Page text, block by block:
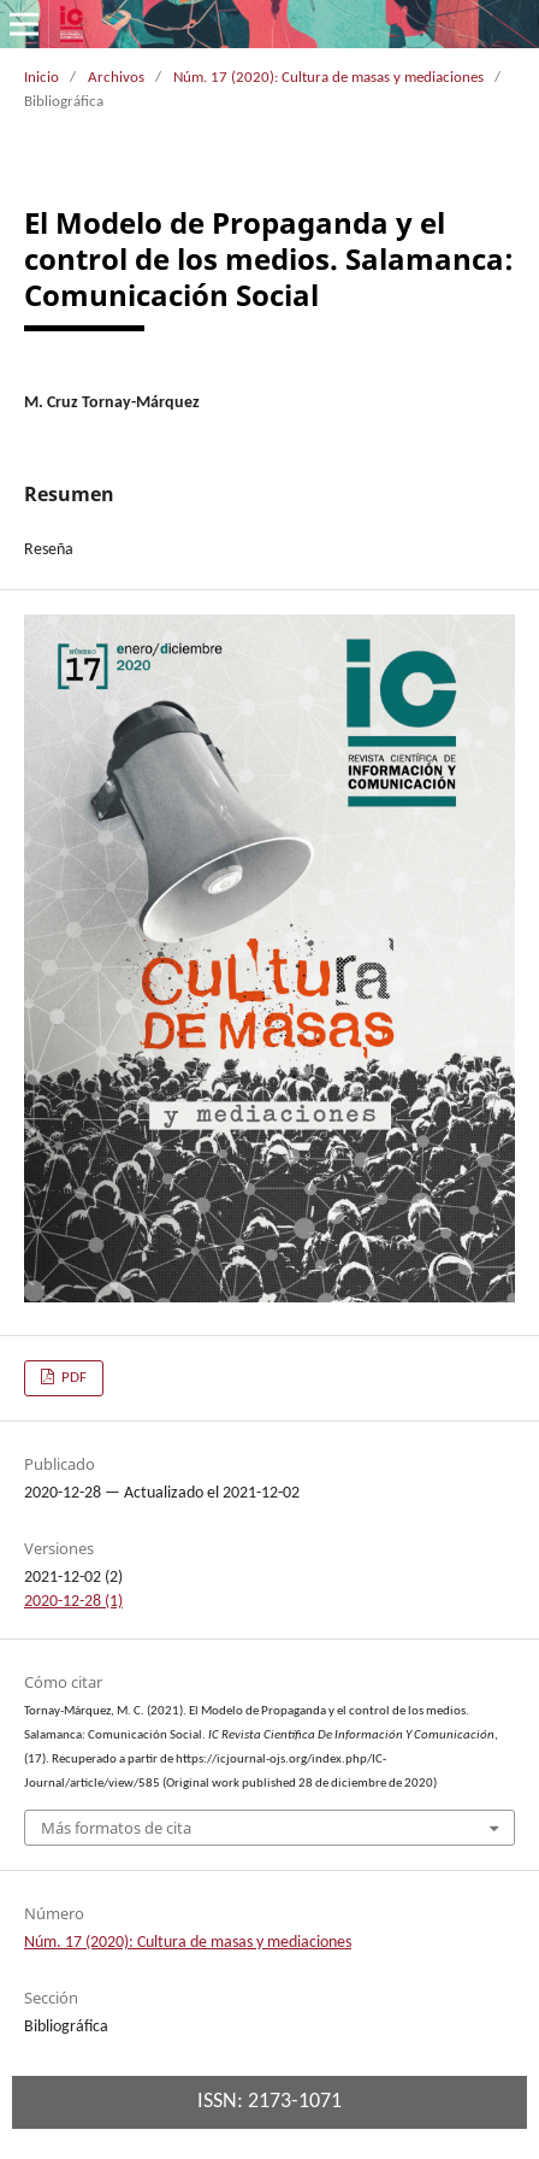
Inicio / Archivos / Núm. 17 (2020): Cultura de masas y mediaciones
/
Bibliográfica
El Modelo de Propaganda y el
control de los medios. Salamanca:
Comunicación Social
M. Cruz Tornay-Márquez
Resumen
Reseña
PDF
Publicado
2020-12-28 — Actualizado el 2021-12-02
Versiones
2021-12-02 (2)
2020-12-28 (1)
Cómo citar
Tornay-Márquez, M. C. (2021). El Modelo de Propaganda y el control de los medios.
Salamanca: Comunicación Social. IC Revista Científica De Información Y Comunicación,
(17). Recuperado a partir de https://icjournal-ojs.org/index.php/IC-
Journal/article/view/585 (Original work published 28 de diciembre de 2020)
Más formatos de cita
Número
Núm. 17 (2020): Cultura de masas y mediaciones
Sección
Bibliográfica
ISSN: 2173-1071